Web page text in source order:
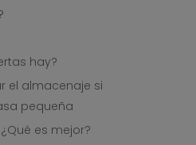
hay?
el almacenaje si
pequeña
es mejor?